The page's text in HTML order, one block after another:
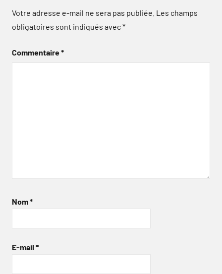
Votre adresse e-mail ne sera pas publiée. Les champs
obligatoires sont indiqués avec*
Commentaire*
Nom*
E-mail *